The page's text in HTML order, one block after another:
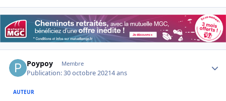
Poypoy Membre
Publication:30 octobre 20214 ans
AUTEUR